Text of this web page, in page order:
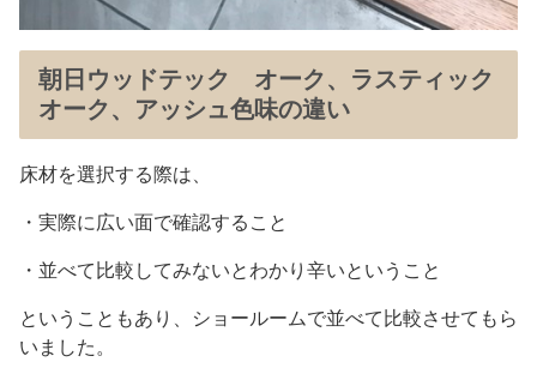
朝日ウッドテック オーク、ラスティック
オーク、アッシュ色味の違い
床材を選択する際は、
・実際に広い面で確認すること
・並べて比較してみないとわかり辛いということ
ということもあり、ショールームで並べて比較させてもら
いました。